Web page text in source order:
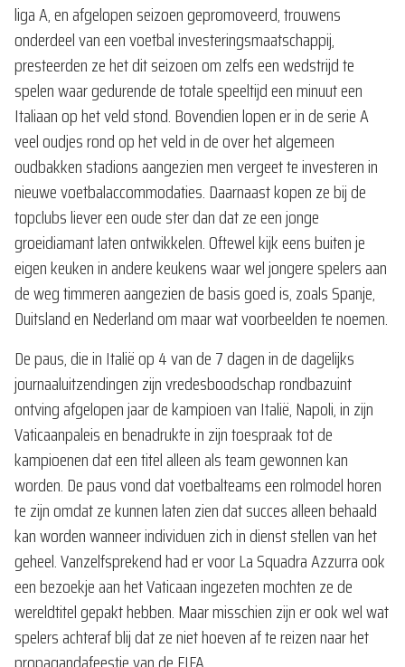
liga A, en afgelopen seizoen gepromoveerd, trouwens
onderdeel van een voetbal investeringsmaatschappij,
presteerden ze het dit seizoen om zelfs een wedstrijd te
spelen waar gedurende de totale speeltijd een minuut een
Italiaan op het veld stond. Bovendien lopen er in de serie A
veel oudjes rond op het veld in de over het algemeen
oudbakken stadions aangezien men vergeet te investeren in
nieuwe voetbalaccommodaties. Daarnaast kopen ze bij de
topclubs liever een oude ster dan dat ze een jonge
groeidiamant laten ontwikkelen. Oftewel kijk eens buiten je
eigen keuken in andere keukens waar wel jongere spelers aan
de weg timmeren aangezien de basis goed is, zoals Spanje,
Duitsland en Nederland om maar wat voorbeelden te noemen.
De paus, die in Italië op 4 van de 7 dagen in de dagelijks
journaaluitzendingen zijn vredesboodschap rondbazuint
ontving afgelopen jaar de kampioen van Italië, Napoli, in zijn
Vaticaanpaleis en benadrukte in zijn toespraak tot de
kampioenen dat een titel alleen als team gewonnen kan
worden. De paus vond dat voetbalteams een rolmodel horen
te zijn omdat ze kunnen laten zien dat succes alleen behaald
kan worden wanneer individuen zich in dienst stellen van het
geheel. Vanzelfsprekend had er voor La Squadra Azzurra ook
een bezoekje aan het Vaticaan ingezeten mochten ze de
wereldtitel gepakt hebben. Maar misschien zijn er ook wel wat
spelers achteraf blij dat ze niet hoeven af te reizen naar het